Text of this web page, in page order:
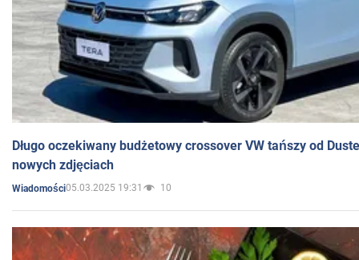
Długo oczekiwany budżetowy crossover VW tańszy od
nowych zdjęciach
Wiadomości05.03.2025 19:31 10